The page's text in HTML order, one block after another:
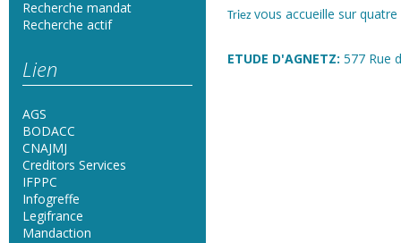
Recherche mandat
Recherche actif
Lien
AGS
BODACC
CNAJMJ
Creditors Services
IFPPC
Infogreffe
Legifrance
Mandaction
Triez vous accueille sur quatre
ETUDE D'AGNETZ: 577 Rue